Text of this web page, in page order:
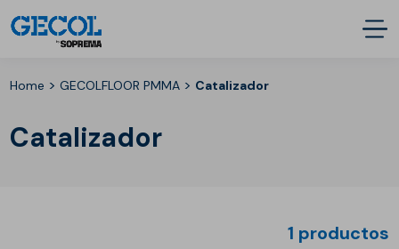
Home >GECOLFLOOR PMMA > Catalizador
Catalizador
1 productos